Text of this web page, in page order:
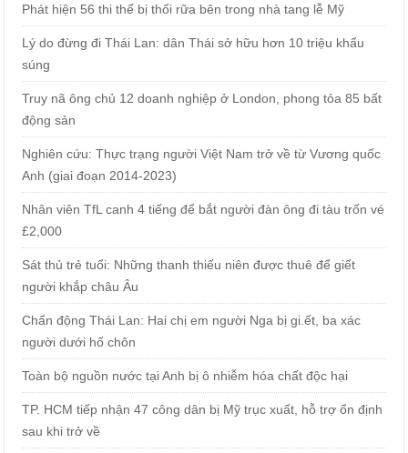
Phát hiện 56 thi thể bị thối rữa bên trong nhà tang lễ Mỹ
Lý do đừng đi Thái Lan: dân Thái sở hữu hơn 10 triệu khẩu
súng
Truy nã ông chủ 12 doanh nghiệp ở London, phong tỏa 85 bất
động sản
Nghiên cứu: Thực trạng người Việt Nam trở về từ Vương quốc
Anh (giai đoạn 2014-2023)
Nhân viên TfL canh 4 tiếng để bắt người đàn ông đi tàu trốn vé
£2,000
Sát thủ trẻ tuổi: Những thanh thiếu niên được thuê để giết
người khắp châu Âu
Chấn động Thái Lan: Hai chị em người Nga bị gi.ết, ba xác
người dưới hố chôn
Toàn bộ nguồn nước tại Anh bị ô nhiễm hóa chất độc hại
TP. HCM tiếp nhận 47 công dân bị Mỹ trục xuất, hỗ trợ ổn định
sau khi trở về